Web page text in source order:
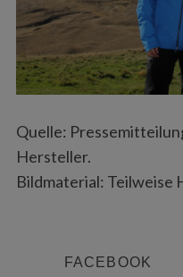
Quelle:
Hersteller.
Bildmaterial: Teilweise
FACEBOOK
S
c